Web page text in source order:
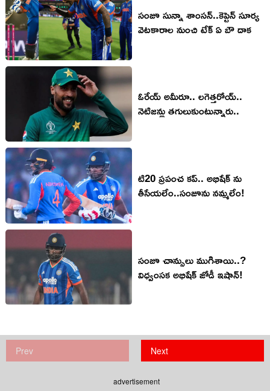
సంజూ సున్నా శాంస‌న్..కెప్టెన్ సూర్య
వెట‌కారాల నుంచి టేక్ ఏ బౌ దాక‌
ఓరేయ్ అమీరూ.. లగెత్తరోయ్..
నెటిజన్లు తగులుకుంటున్నారు..
టి20 ప్ర‌పంచ క‌ప్.. అభిషేక్ ను
తీసేయ‌లేం..సంజూను న‌మ్మ‌లేం!
సంజూ చాన్సులు ముగిశాయి..?
విధ్వంస‌క అభిషేక్ జోడీ ఇషాన్!
Prev Next
advertisement